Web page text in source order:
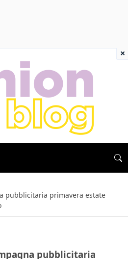
pubblicitaria primavera estate
pubblicitaria
×